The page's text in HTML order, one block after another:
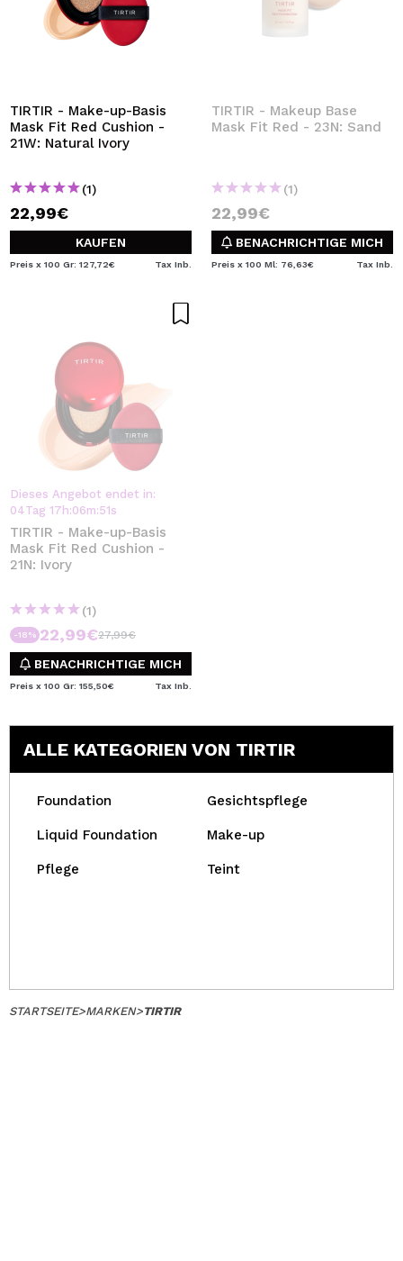
TIRTIR - Make-up-Basis
Mask Fit Red Cushion -
21W: Natural Ivory
(1)
22,99€
KAUFEN
Preis x 100 Gr: 127,72€ Tax Inb.
TIRTIR - Makeup Base
Mask Fit Red - 23N: Sand
(1)
22,99€
BENACHRICHTIGE MICH
Preis x 100 Ml: 76,63€ Tax Inb.
Dieses Angebot endet in:
04Tag 17 h:06m:51s
TIRTIR - Make-up-Basis
Mask Fit Red Cushion -
21N: Ivory
(1)
-18% 22,99€27,99€
BENACHRICHTIGE MICH
Preis x 100 Gr: 155,50€ Tax Inb.
ALLE KATEGORIEN VON TIRTIR
Foundation Gesichtspflege
Liquid Foundation Make-up
Pflege Teint
STARTSEITE>MARKEN>TIRTIR